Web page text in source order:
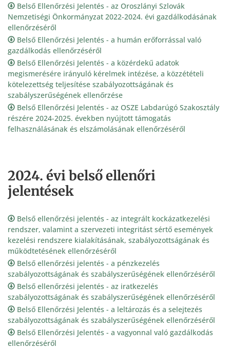
Belső Ellenőrzési Jelentés - az Oroszlányi Szlovák
Nemzetiségi Önkormányzat 2022-2024. évi gazdálkodásának
ellenőrzéséről
Belső Ellenőrzési Jelentés - a humán erőforrással való
gazdálkodás ellenőrzéséről
Belső Ellenőrzési Jelentés - a közérdekű adatok
megismerésére irányuló kérelmek intézése, a közzétételi
kötelezettség teljesítése szabályozottságának és
szabályszerűségének ellenőrzése
Belső Ellenőrzési Jelentés - az OSZE Labdarúgó Szakosztály
részére 2024-2025. években nyújtott támogatás
felhasználásának és elszámolásának ellenőrzéséről
2024. évi belső ellenőri
jelentések
Belső ellenőrzési jelentés - az integrált kockázatkezelési
rendszer, valamint a szervezeti integritást sértő események
kezelési rendszere kialakításának, szabályozottságának és
működtetésének ellenőrzéséről
Belső ellenőrzési jelentés - a pénzkezelés
szabályozottságának és szabályszerűségének ellenőrzéséről
Belső ellenőrzési jelentés - az iratkezelés
szabályozottságának és szabályszerűségének ellenőrzéséről
Belső Ellenőrzési Jelentés - a leltározás és a selejtezés
szabályozottságának és szabályszerűségének ellenőrzéséről
Belső Ellenőrzési Jelentés - a vagyonnal való gazdálkodás
ellenőrzéséről